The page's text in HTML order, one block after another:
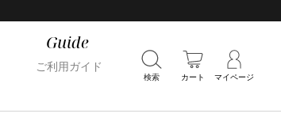
Guide
ご利用ガイド
検索 カート マイページ